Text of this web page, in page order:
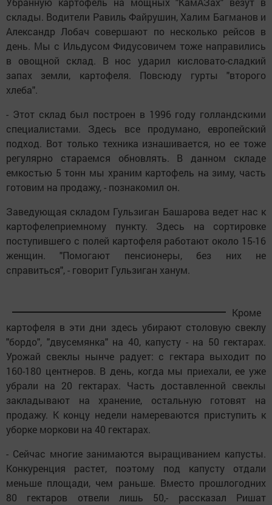
склады. Водители Равиль Файрушин, Халим Багманов и
Александр Лобач совершают по несколько рейсов в
день. Мы с Ильдусом Фидусовичем тоже направились
в овощной склад. В нос ударил кисловато-сладкий
запах земли, картофеля. Повсюду гурты "второго
хлеба".
- Этот склад был построен в 1996 году голландскими
специалистами. Здесь все продумано, европейский
подход. Вот только техника изнашивается, но ее тоже
регулярно стараемся обновлять. В данном складе
емкостью 5 тонн мы храним картофель на зиму, часть
готовим на продажу, - познакомил он.
Заведующая складом Гульзиган Башарова ведет нас к
картофелеприемному пункту. Здесь на сортировке
поступившего с полей картофеля работают около 15-16
женщин. "Помогают пенсионеры, без них не
справиться", - говорит Гульзиган ханум.
Кроме
картофеля в эти дни здесь убирают столовую свеклу
"бордо", "двусемянка" на 40, капусту - на 50 гектарах.
Урожай свеклы нынче радует: с гектара выходит по
160-180 центнеров. В день, когда мы приехали, ее уже
убрали на 20 гектарах. Часть доставленной свеклы
закладывают на хранение, остальную готовят на
продажу. К концу недели намереваются приступить к
уборке моркови на 40 гектарах.
- Сейчас многие занимаются выращиванием капусты.
Конкуренция растет, поэтому под капусту отдали
меньше площади, чем раньше. Вместо прошлогодних
80 гектаров отвели лишь 50,- рассказал Ришат